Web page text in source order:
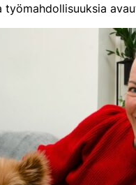
työmahdollisuuksia